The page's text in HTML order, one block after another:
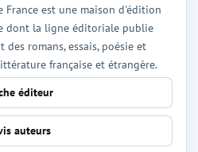
France est une maison d'édition
dont la ligne éditoriale publie
des romans, essais, poésie et
française et étrangère.
éditeur
auteurs